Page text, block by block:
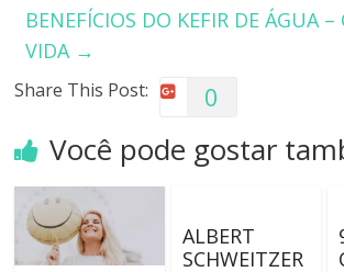
BENEFÍCIOS DO KEFIR DE ÁGUA
VIDA →
Share This Post: 0
Você pode gostar
ALBERT
SCHWEITZER